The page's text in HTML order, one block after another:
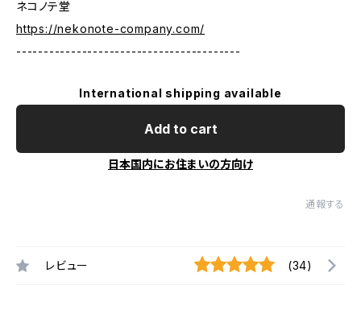
ネコノテ堂
https://nekonote-company.com/
-----------------------------------------
International shipping available
Add to cart
日本国内にお住まいの方向け
通報する
レビュー (34)